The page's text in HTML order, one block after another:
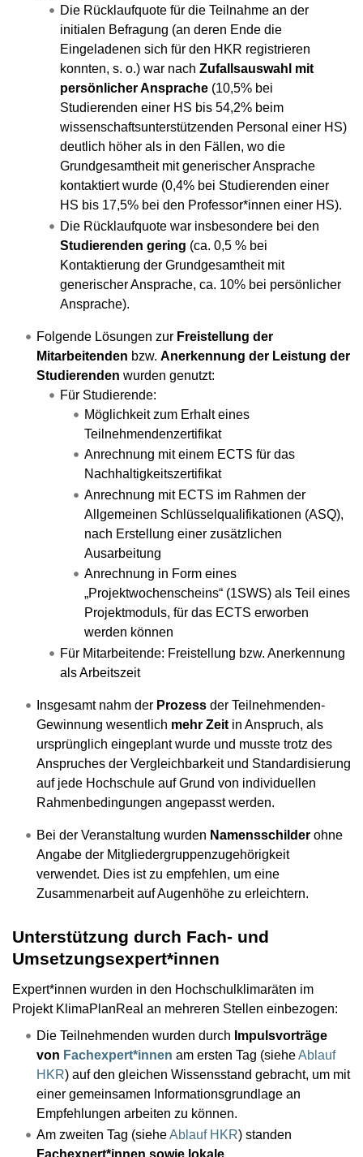
Die Rücklaufquote für die Teilnahme an der
initialen Befragung (an deren Ende die
Eingeladenen sich für den HKR registrieren
konnten, s. o.) war nachZufallsauswahl mit
persönlicher Ansprache (10,5% bei
Studierenden einer HS bis 54,2% beim
wissenschaftsunterstützenden Personal einer HS)
deutlich höher als in den Fällen, wo die
Grundgesamtheit mit generischer Ansprache
kontaktiert wurde (0,4% bei Studierenden einer
HS bis 17,5% bei den Professor*innen einer HS).
Die Rücklaufquote war insbesondere bei den
Studierenden gering (ca. 0,5 % bei
Kontaktierung der Grundgesamtheit mit
generischer Ansprache, ca. 10% bei persönlicher
Ansprache).
Folgende Lösungen zur Freistellung der
Mitarbeitenden bzw. Anerkennung der Leistung der
Studierenden wurden genutzt:
Für Studierende:
Möglichkeit zum Erhalt eines
Teilnehmendenzertifikat
Anrechnung mit einem ECTS für das
Nachhaltigkeitszertifikat
Anrechnung mit ECTS im Rahmen der
Allgemeinen Schlüsselqualifikationen (ASQ),
nach Erstellung einer zusätzlichen
Ausarbeitung
Anrechnung in Form eines
„Projektwochenscheins“ (1SWS) als Teil eines
Projektmoduls, für das ECTS erworben
werden können
Für Mitarbeitende: Freistellung bzw. Anerkennung
als Arbeitszeit
Insgesamt nahm der Prozessder Teilnehmenden-
Gewinnung wesentlich mehr Zeitin Anspruch, als
ursprünglich eingeplant wurde und musste trotz des
Anspruches der Vergleichbarkeit und Standardisierung
auf jede Hochschule auf Grund von individuellen
Rahmenbedingungen angepasst werden.
Bei der Veranstaltung wurden Namensschilderohne
Angabe der Mitgliedergruppenzugehörigkeit
verwendet. Dies ist zu empfehlen, um eine
Zusammenarbeit auf Augenhöhe zu erleichtern.
Unterstützung durch Fach- und
Umsetzungsexpert*innen
Expert*innen wurden in den Hochschulklimaräten im
Projekt KlimaPlanReal an mehreren Stellen einbezogen:
Die Teilnehmenden wurden durch Impulsvorträge
von Fachexpert*innen am ersten Tag (sieheAblauf
HKR) auf den gleichen Wissensstand gebracht, um mit
einer gemeinsamen Informationsgrundlage an
Empfehlungen arbeiten zu können.
Am zweiten Tag (sieheAblauf HKR) standen
Fachexpert*innen sowie lokale